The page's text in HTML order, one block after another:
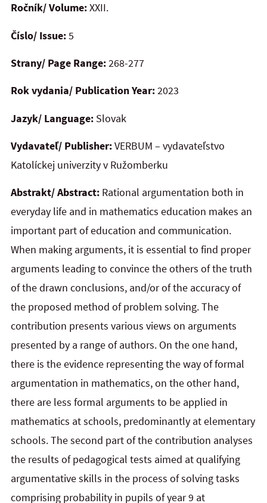
Ročník/ Volume:XXII.
Číslo/ Issue:5
Strany/ Page Range:268-277
Rok vydania/ Publication Year:2023
Jazyk/ Language: Slovak
Vydavateľ/ Publisher:VERBUM – vydavateľstvo
Katolíckej univerzity v Ružomberku
Abstrakt/ Abstract: Rational argumentation both in
everyday life and in mathematics education makes an
important part of education and communication.
When making arguments, it is essential to find proper
arguments leading to convince the others of the truth
of the drawn conclusions, and/or of the accuracy of
the proposed method of problem solving. The
contribution presents various views on arguments
presented by a range of authors. On the one hand,
there is the evidence representing the way of formal
argumentation in mathematics, on the other hand,
there are less formal arguments to be applied in
mathematics at schools, predominantly at elementary
schools. The second part of the contribution analyses
the results of pedagogical tests aimed at qualifying
argumentative skills in the process of solving tasks
comprising probability in pupils of year 9 at